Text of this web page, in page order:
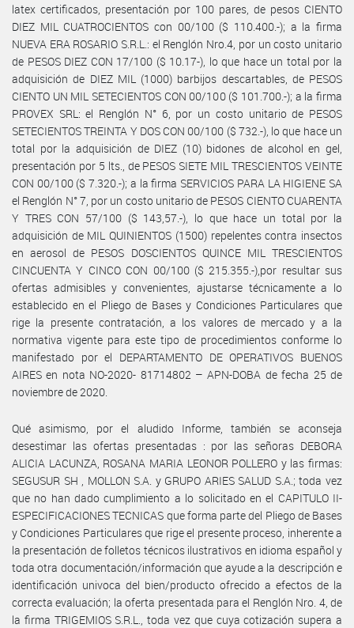
latex certificados, presentación por 100 pares, de pesos CIENTO
DIEZ MIL CUATROCIENTOS con 00/100 ($ 110.400.-); a la firma
NUEVA ERA ROSARIO S.R.L.: el Renglón Nro.4, por un costo unitario
de PESOS DIEZ CON 17/100 ($ 10.17-), lo que hace un total por la
adquisición de DIEZ MIL (1000) barbijos descartables, de PESOS
CIENTO UN MIL SETECIENTOS CON 00/100 ($ 101.700.-); a la firma
PROVEX SRL: el Renglón N° 6, por un costo unitario de PESOS
SETECIENTOS TREINTA Y DOS CON 00/100 ($ 732.-), lo que hace un
total por la adquisición de DIEZ (10) bidones de alcohol en gel,
presentación por 5 lts., de PESOS SIETE MIL TRESCIENTOS VEINTE
CON 00/100 ($ 7.320.-); a la firma SERVICIOS PARA LA HIGIENE SA
el Renglón N° 7, por un costo unitario de PESOS CIENTO CUARENTA
Y TRES CON 57/100 ($ 143,57.-), lo que hace un total por la
adquisición de MIL QUINIENTOS (1500) repelentes contra insectos
en aerosol de PESOS DOSCIENTOS QUINCE MIL TRESCIENTOS
CINCUENTA Y CINCO CON 00/100 ($ 215.355.-),por resultar sus
ofertas admisibles y convenientes, ajustarse técnicamente a lo
establecido en el Pliego de Bases y Condiciones Particulares que
rige la presente contratación, a los valores de mercado y a la
normativa vigente para este tipo de procedimientos conforme lo
manifestado por el DEPARTAMENTO DE OPERATIVOS BUENOS
AIRES en nota NO-2020- 81714802 – APN-DOBA de fecha 25 de
noviembre de 2020.
Qué asimismo, por el aludido Informe, también se aconseja
desestimar las ofertas presentadas : por las señoras DEBORA
ALICIA LACUNZA, ROSANA MARIA LEONOR POLLERO y las firmas:
SEGUSUR SH , MOLLON S.A. y GRUPO ARIES SALUD S.A.; toda vez
que no han dado cumplimiento a lo solicitado en el CAPITULO II-
ESPECIFICACIONES TECNICAS que forma parte del Pliego de Bases
y Condiciones Particulares que rige el presente proceso, inherente a
la presentación de folletos técnicos ilustrativos en idioma español y
toda otra documentación/información que ayude a la descripción e
identificación univoca del bien/producto ofrecido a efectos de la
correcta evaluación; la oferta presentada para el Renglón Nro. 4, de
la firma TRIGEMIOS S.R.L., toda vez que cuya cotización supera a